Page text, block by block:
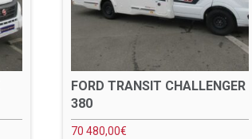
FORD TRANSIT CHALLENGER
380
70 480,00€